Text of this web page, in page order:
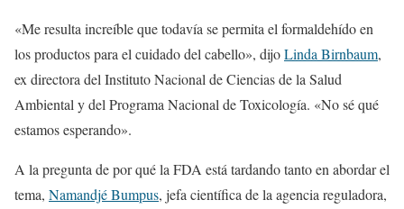
«Me resulta increíble que todavía se permita el formaldehído en
los productos para el cuidado del cabello», dijoLinda Birnbaum,
ex directora del Instituto Nacional de Ciencias de la Salud
Ambiental y del Programa Nacional de Toxicología. «No sé qué
estamos esperando».
A la pregunta de por qué la FDA está tardando tanto en abordar el
tema, Namandjé Bumpus, jefa científica de la agencia reguladora,